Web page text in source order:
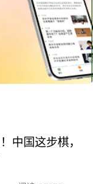
中国这步棋，